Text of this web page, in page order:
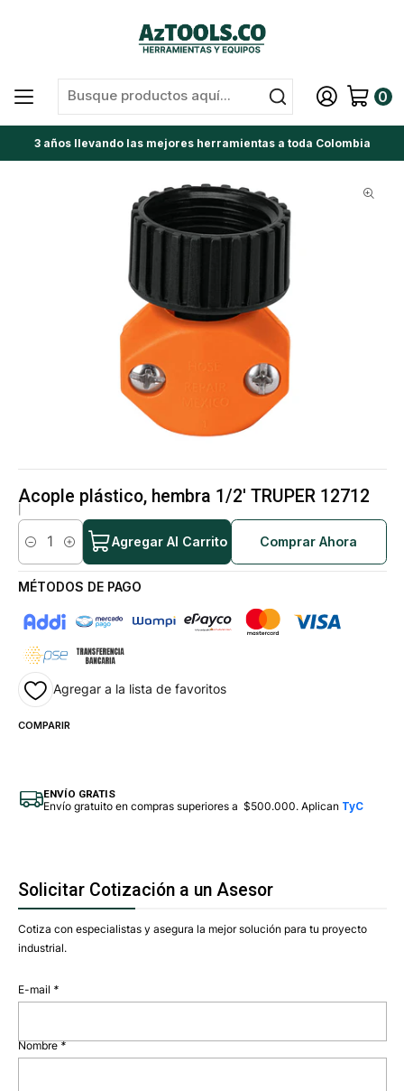
0
3 años llevando las mejores herramientas a toda Colombia
Acople plástico, hembra 1/2' TRUPER 12712
Cantidad
Agregar Al Carrito Comprar Ahora
MÉTODOS DE PAGO
Agregar a la lista de favoritos
COMPARIR
ENVÍO GRATIS
Envío gratuito en compras superiores a $500.000. Aplican TyC
Solicitar Cotización a un Asesor
Cotiza con especialistas y asegura la mejor solución para tu proyecto
industrial.
E-mail *
Nombre*